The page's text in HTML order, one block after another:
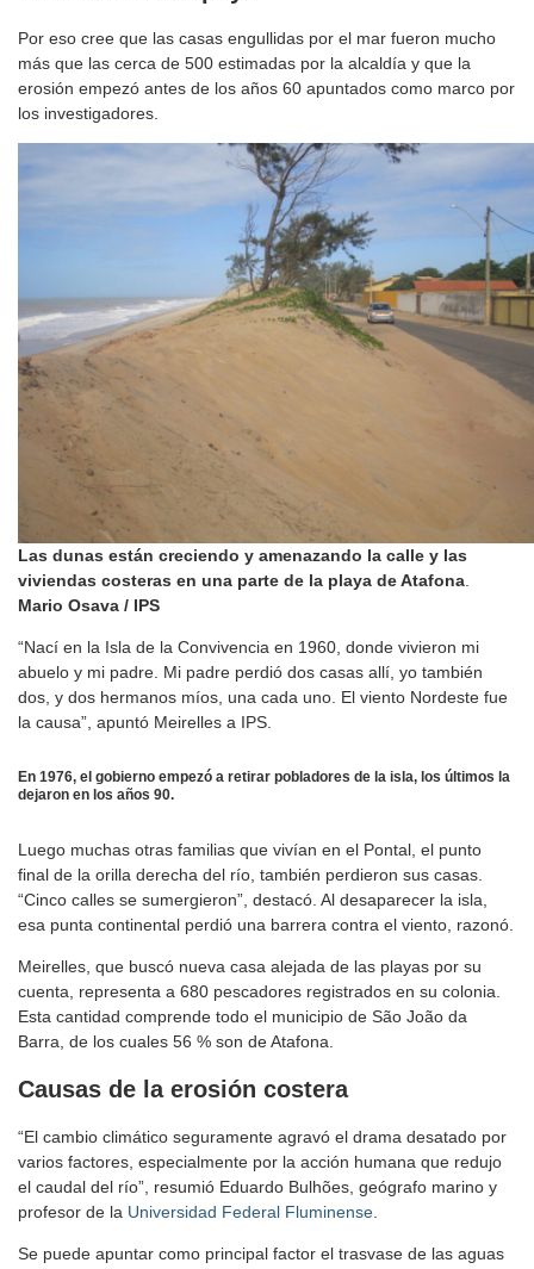
Por eso cree que las casas engullidas por el mar fueron mucho
más que las cerca de 500 estimadas por la alcaldía y que la
erosión empezó antes de los años 60 apuntados como marco por
los investigadores.
Las dunas están creciendo y amenazando la calle y las
viviendas costeras en una parte de la playa de Atafona
Mario Osava / IPS
“Nací en la Isla de la Convivencia en 1960, donde vivieron mi
abuelo y mi padre. Mi padre perdió dos casas allí, yo también
dos, y dos hermanos míos, una cada uno. El viento Nordeste fue
la causa”, apuntó Meirelles a IPS.
En 1976, el gobierno empezó a retirar pobladores de la isla, los últimos la
dejaron en los años 90.
Luego muchas otras familias que vivían en el Pontal, el punto
final de la orilla derecha del río, también perdieron sus casas.
“Cinco calles se sumergieron”, destacó. Al desaparecer la isla,
esa punta continental perdió una barrera contra el viento, razonó.
Meirelles, que buscó nueva casa alejada de las playas por su
cuenta, representa a 680 pescadores registrados en su colonia.
Esta cantidad comprende todo el municipio de São João da
Barra, de los cuales 56 % son de Atafona.
Causas de la erosión costera
“El cambio climático seguramente agravó el drama desatado por
varios factores, especialmente por la acción humana que redujo
el caudal del río”, resumió Eduardo Bulhões, geógrafo marino y
profesor de la Universidad Federal Fluminense
Se puede apuntar como principal factor el trasvase de las aguas